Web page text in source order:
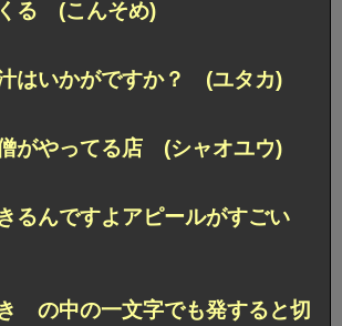
る (こんそめ)
はいかがですか？ (ユタカ)
がやってる店 (シャオユウ)
るんですよアピールがすごい
の中の一文字でも発すると切